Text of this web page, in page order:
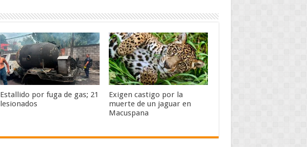
Estallido por fuga de gas; 21
lesionados
Exigen castigo por la
muerte de un jaguar en
Macuspana